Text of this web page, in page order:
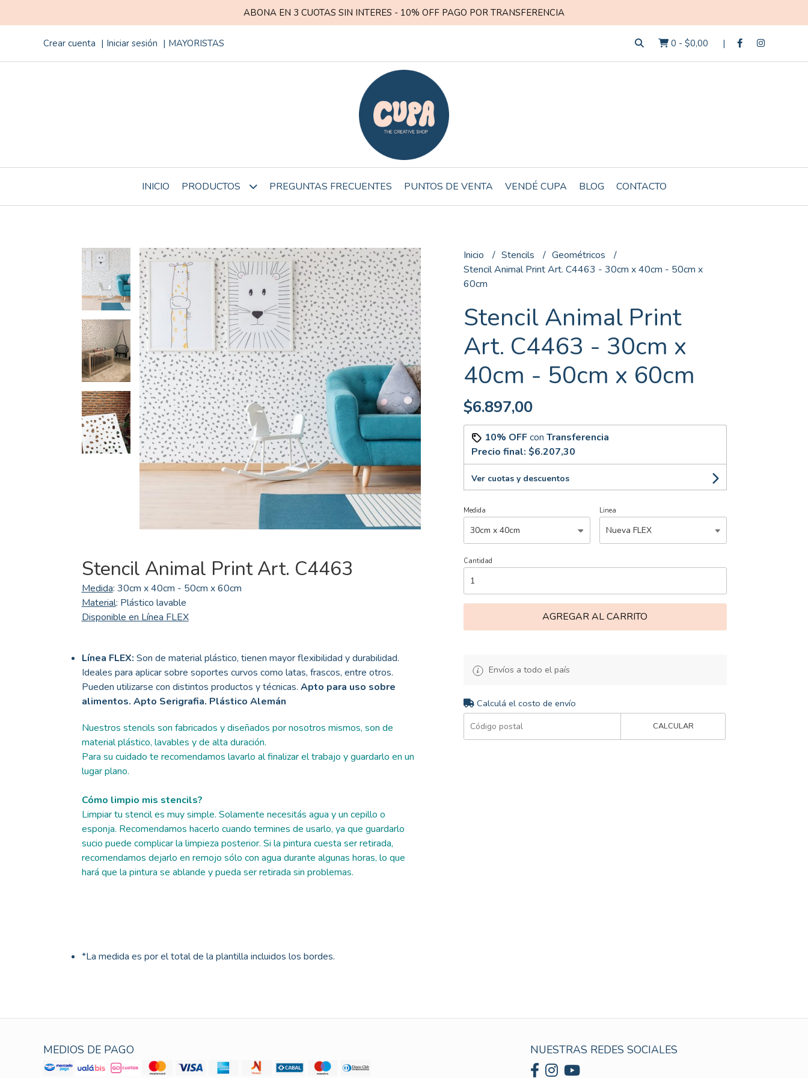
ABONA EN 3 CUOTAS SIN INTERES - 10% OFF PAGO POR TRANSFERENCIA
Crear cuenta Iniciar sesión MAYORISTAS 0 - $0,00
INICIO PRODUCTOS PREGUNTAS FRECUENTES PUNTOS DE VENTA VENDÉ CUPA BLOG CONTACTO
Stencil Animal Print Art. C4463
Medida: 30cm x 40cm - 50cm x 60cm
Material: Plástico lavable
Disponible en Línea FLEX
Línea FLEX: Son de material plástico, tienen mayor flexibilidad y durabilidad.
Ideales para aplicar sobre soportes curvos como latas, frascos, entre otros.
Pueden utilizarse con distintos productos y técnicas. Apto para uso sobre
alimentos. Apto Serigrafia. Plástico Alemán
Nuestros stencils son fabricados y diseñados por nosotros mismos, son de
material plástico, lavables y de alta duración.
Para su cuidado te recomendamos lavarlo al finalizar el trabajo y guardarlo en un
lugar plano.
Cómo limpio mis stencils?
Limpiar tu stencil es muy simple. Solamente necesitás agua y un cepillo o
esponja. Recomendamos hacerlo cuando termines de usarlo, ya que guardarlo
sucio puede complicar la limpieza posterior. Si la pintura cuesta ser retirada,
recomendamos dejarlo en remojo sólo con agua durante algunas horas, lo que
hará que la pintura se ablande y pueda ser retirada sin problemas.
*La medida es por el total de la plantilla incluidos los bordes.
Inicio Stencils
Geométricos
Stencil Animal Print Art. C4463 - 30cm x 40cm - 50cm x
60cm
Stencil Animal Print
Art. C4463 - 30cm x
40cm - 50cm x 60cm
$6.897,00
10% OFFcon Transferencia
Precio final: $6.207,30
Ver cuotas y descuentos
Medida Linea
Cantidad
AGREGAR AL CARRITO
Envíos a todo el país
Calculá el costo de envío
CALCULAR
MEDIOS DE PAGO NUESTRAS REDES SOCIALES